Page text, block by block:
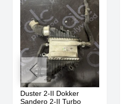
Duster 2-II Dokker
Sandero 2-II Turbo